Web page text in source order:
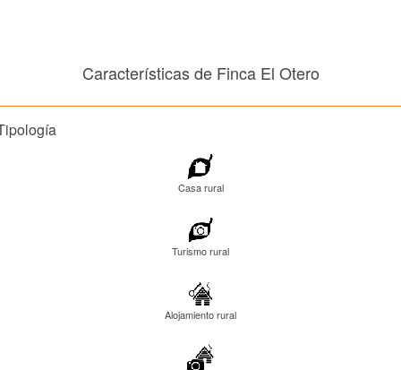
Características de Finca El Otero
Casa rural
Turismo rural
Alojamiento rural